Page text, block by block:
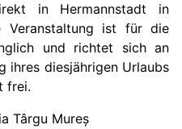
in Hermannstadt in
Veranstaltung ist für die
und richtet sich an
ihres diesjährigen Urlaubs
frei.
Târgu Mureș